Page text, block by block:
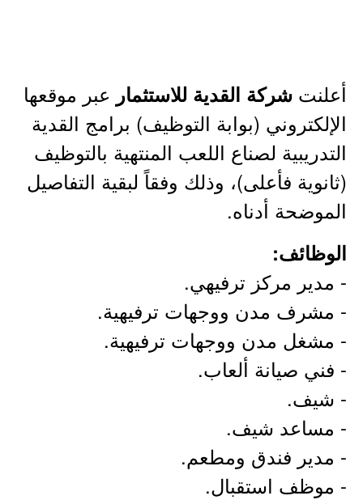
أعلنت شركة القدية للاستثمار عبر موقعها
الإلكتروني (بوابة التوظيف) برامج القدية
التدريبية لصناع اللعب المنتهية بالتوظيف
(ثانوية فأعلى)، وذلك وفقاً لبقية التفاصيل
الموضحة أدناه.
الوظائف:
- مدير مركز ترفيهي.
- مشرف مدن ووجهات ترفيهية.
- مشغل مدن ووجهات ترفيهية.
- فني صيانة ألعاب.
- شيف.
- مساعد شيف.
- مدير فندق ومطعم.
- موظف استقبال.